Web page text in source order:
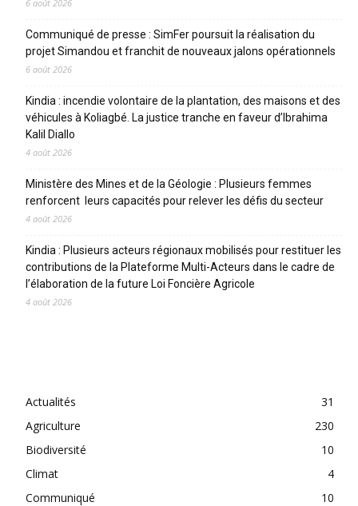
6 août 2026
Communiqué de presse : SimFer poursuit la réalisation du
projet Simandou et franchit de nouveaux jalons opérationnels
6 août 2026
Kindia : incendie volontaire de la plantation, des maisons et des
véhicules à Koliagbé. La justice tranche en faveur d’Ibrahima
Kalil Diallo
4 août 2026
Ministère des Mines et de la Géologie : Plusieurs femmes
renforcent leurs capacités pour relever les défis du secteur
4 août 2026
Kindia : Plusieurs acteurs régionaux mobilisés pour restituer les
contributions de la Plateforme Multi-Acteurs dans le cadre de
l’élaboration de la future Loi Foncière Agricole
4 août 2026
Actualités
31
Agriculture
230
Biodiversité
10
Climat
4
Communiqué
10